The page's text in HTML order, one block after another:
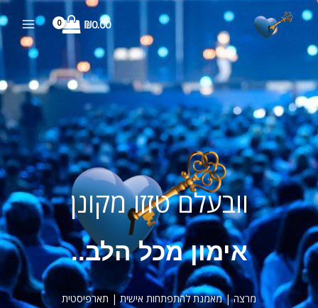
דילוג
₪0.00
וובעלם טזזו מקונן
אימון מכל הלב..
מרצה | מאמנת להתפתחות אישית | תארפיסטית